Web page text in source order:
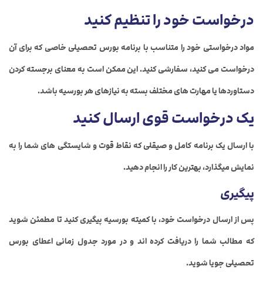
درخواست خود را تنظیم کنید
مواد درخواستی خود را متناسب با برنامه بورس تحصیلی خاصی که برای آن
درخواست می کنید، سفارشی کنید. این ممکن است به معنای برجسته کردن
دستاوردها یا مهارت های مختلف بسته به نیازهای هر بورسیه باشد.
یک درخواست قوی ارسال کنید
با ارسال یک برنامه کامل و صیقلی که نقاط قوت و شایستگی های شما را به
نمایش میگذارد، بهترین کار را انجام دهید.
پیگیری
پس از ارسال درخواست خود، با کمیته بورسیه پیگیری کنید تا مطمئن شوید
که مطالب شما را دریافت کرده اند و در مورد جدول زمانی اعطای بورس
تحصیلی جویا شوید.